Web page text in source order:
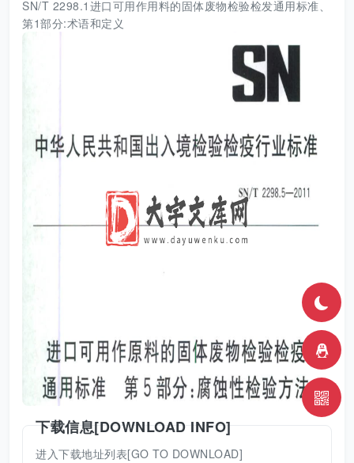
SN/T 2298.1进口可用作用料的固体废物检验检发通用标准、
第1部分:术语和定义
下载信息[DOWNLOAD INFO]
进入下载地址列表[GO TO DOWNLOAD]